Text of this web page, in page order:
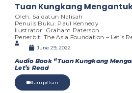
Tuan Kungkang
Oleh: Saidatun Nafisah
Penulis Buku: Paul Kennedy
Ilustrator: Graham Paterson
Penerbit: The Asia Foundation – Let’s
June 29, 2022
Audio Book “Tuan Kungkang
Let’s Read
Tampilkan